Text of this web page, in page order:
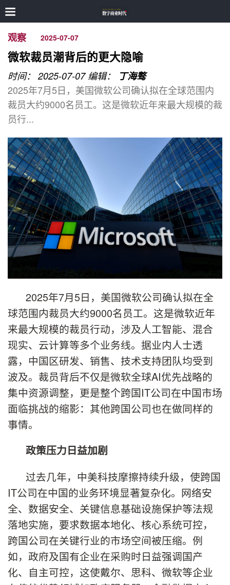
观察 2025-07-07
微软裁员潮背后的更大隐喻
时间： 2025-07-07 编辑：
丁海骜
2025年7月5日，美国微软公司确认拟在全球范围内
裁员大约9000名员工。这是微软近年来最大规模的裁
员行...
2025年7月5日，美国微软公司确认拟在全
球范围内裁员大约9000名员工。这是微软近年
来最大规模的裁员行动，涉及人工智能、混合
现实、云计算等多个业务线。据业内人士透
露，中国区研发、销售、技术支持团队均受到
波及。裁员背后不仅是微软全球AI优先战略的
集中资源调整，更是整个跨国IT公司在中国市场
面临挑战的缩影：其他跨国公司也在做同样的
事情。
政策压力日益加剧
过去几年，中美科技摩擦持续升级，使跨国
IT公司在中国的业务环境显著复杂化。网络安
全、数据安全、关键信息基础设施保护等法规
落地实施，要求数据本地化、核心系统可控，
跨国公司在关键行业的市场空间被压缩。例
如，政府及国有企业在采购时日益强调国产
化、自主可控，这使戴尔、思科、微软等企业